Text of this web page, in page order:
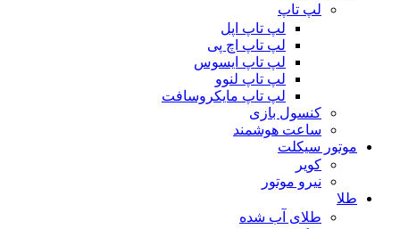
لپ تاپ
لپ تاپ اپل
لپ تاپ اچ پی
لپ تاپ ایسوس
لپ تاپ لنوو
لپ تاپ مایکروسافت
کنسول بازی
ساعت هوشمند
موتور سیکلت
کویر
نیرو موتور
طلا
طلای آب شده